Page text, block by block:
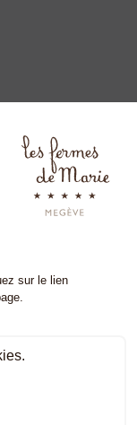
DE MARIE
- PROVENCE
Saint-Barth